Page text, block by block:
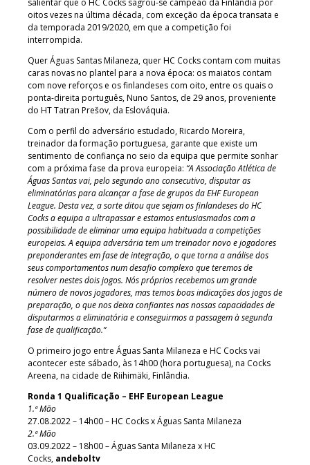
salientar que o HC Cocks sagrou-se campeão da Finlândia por
oitos vezes na última década, com exceção da época transata e
da temporada 2019/2020, em que a competição foi
interrompida.
Quer Águas Santas Milaneza, quer HC Cocks contam com muitas
caras novas no plantel para a nova época: os maiatos contam
com nove reforços e os finlandeses com oito, entre os quais o
ponta-direita português, Nuno Santos, de 29 anos, proveniente
do HT Tatran Prešov, da Eslováquia.
Com o perfil do adversário estudado, Ricardo Moreira,
treinador da formação portuguesa, garante que existe um
sentimento de confiança no seio da equipa que permite sonhar
com a próxima fase da prova europeia: “A Associação Atlética de
Águas Santas vai, pelo segundo ano consecutivo, disputar as
eliminatórias para alcançar a fase de grupos da EHF European
League. Desta vez, a sorte ditou que sejam os finlandeses do HC
Cocks a equipa a ultrapassar e estamos entusiasmados com a
possibilidade de eliminar uma equipa habituada a competições
europeias. A equipa adversária tem um treinador novo e jogadores
preponderantes em fase de integração, o que torna a análise dos
seus comportamentos num desafio complexo que teremos de
resolver nestes dois jogos. Nós próprios recebemos um grande
número de novos jogadores, mas temos boas indicações dos jogos de
preparação, o que nos deixa confiantes nas nossas capacidades de
disputarmos a eliminatória e conseguirmos a passagem à segunda
fase de qualificação.”
O primeiro jogo entre Águas Santa Milaneza e HC Cocks vai
acontecer este sábado, às 14h00 (hora portuguesa), na Cocks
Areena, na cidade de Riihimäki, Finlândia.
Ronda 1 Qualificação – EHF European League
1.ª Mão
27.08.2022 – 14h00 – HC Cocks x Águas Santa Milaneza
2.ª Mão
03.09.2022 – 18h00 – Águas Santa Milaneza x HC
Cocks, andeboltv